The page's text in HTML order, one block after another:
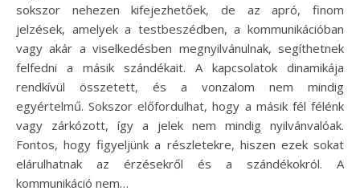
sokszor nehezen kifejezhetőek, de az apró, finom
jelzések, amelyek a testbeszédben, a kommunikációban
vagy akár a viselkedésben megnyilvánulnak, segíthetnek
felfedni a másik szándékait. A kapcsolatok dinamikája
rendkívül összetett, és a vonzalom nem mindig
egyértelmű. Sokszor előfordulhat, hogy a másik fél félénk
vagy zárkózott, így a jelek nem mindig nyilvánvalóak.
Fontos, hogy figyeljünk a részletekre, hiszen ezek sokat
elárulhatnak az érzésekről és a szándékokról. A
kommunikáció nem…